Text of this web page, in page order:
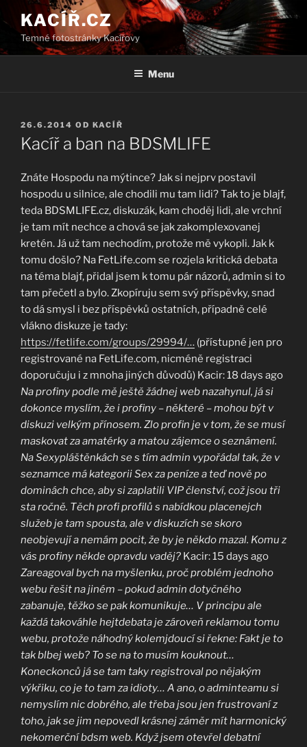
k
obsahu
webu
KACÍŘ.CZ
Temné fotostránky Kacířovy
Menu
PUBLIKOVÁNO
26.6.2014 OD KACÍŘ
Kacíř a ban na BDSMLIFE
Znáte Hospodu na mýtince? Jak si nejprv postavil
hospodu u silnice, ale chodili mu tam lidi? Tak to je blajf,
teda BDSMLIFE.cz, diskuzák, kam choděj lidi, ale vrchní
je tam mít nechce a chová se jak zakomplexovanej
kretén. Já už tam nechodím, protože mě vykopli. Jak k
tomu došlo? Na FetLife.com se rozjela kritická debata
na téma blajf, přidal jsem k tomu pár názorů, admin si to
tam přečetl a bylo. Zkopíruju sem svý příspěvky, snad
to dá smysl i bez příspěvků ostatních, případně celé
vlákno diskuze je tady:
https://fetlife.com/groups/29994/… (přístupné jen pro
registrované na FetLife.com, nicméně registraci
doporučuju i z mnoha jiných důvodů) Kacir: 18 days ago
Na profiny podle mě ještě žádnej web nazahynul, já si
dokonce myslím, že i profiny – některé – mohou být v
diskuzi velkým přínosem. Zlo profin je v tom, že se musí
maskovat za amatérky a matou zájemce o seznámení.
Na Sexypláštěnkách se s tím admin vypořádal tak, že v
seznamce má kategorii Sex za peníze a teď nově po
dominách chce, aby si zaplatili VIP členství, což jsou tři
sta ročně. Těch profi profilů s nabídkou placenejch
služeb je tam spousta, ale v diskuzích se skoro
neobjevují a nemám pocit, že by je někdo mazal. Komu z
vás profiny někde opravdu vaděj? Kacir: 15 days ago
Zareagoval bych na myšlenku, proč problém jednoho
webu řešit na jiném – pokud admin dotyčného
zabanuje, těžko se pak komunikuje… V principu ale
každá takováhle hejtdebata je zároveň reklamou tomu
webu, protože náhodný kolemjdoucí si řekne: Fakt je to
tak blbej web? To se na to musím kouknout…
Koneckonců já se tam taky registroval po nějakým
výkřiku, co je to tam za idioty… A ano, o adminteamu si
nemyslím nic dobrého, ale třeba jsou jen frustrovaní z
toho, jak se jim nepovedl krásnej záměr mít harmonický
nekomerční bdsm web. Když jsem otevřel debatní